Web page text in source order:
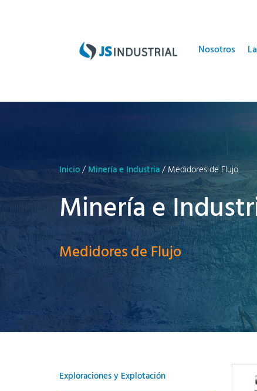
Nosotros
Inicio/Minería e Industria/ Medidores de Flujo
Minería e
Medidores de Flujo
Exploraciones y Explotación